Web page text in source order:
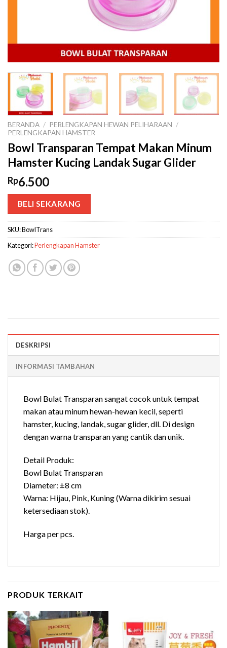
BERANDA / PERLENGKAPAN HEWAN PELIHARAAN /
PERLENGKAPAN HAMSTER
Bowl Transparan Tempat Makan Minum
Hamster Kucing Landak Sugar Glider
Rp6.500
BELI SEKARANG
SKU:BowlTrans
Kategori:Perlengkapan Hamster
DESKRIPSI
INFORMASI TAMBAHAN
Bowl Bulat Transparan sangat cocok untuk tempat
makan atau minum hewan-hewan kecil, seperti
hamster, kucing, landak, sugar glider, dll. Di design
dengan warna transparan yang cantik dan unik.
Detail Produk:
Bowl Bulat Transparan
Diameter: ±8 cm
Warna: Hijau, Pink, Kuning (Warna dikirim sesuai
ketersediaan stok).
Harga per pcs.
PRODUK TERKAIT